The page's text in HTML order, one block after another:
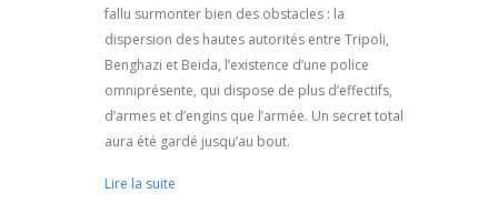
fallu surmonter bien des obstacles : la
dispersion des hautes autorités entre Tripoli,
Benghazi et Beida, l’existence d’une police
omniprésente, qui dispose de plus d’effectifs,
d’armes et d’engins que l’armée. Un secret total
aura été gardé jusqu’au bout.
Lire la suite